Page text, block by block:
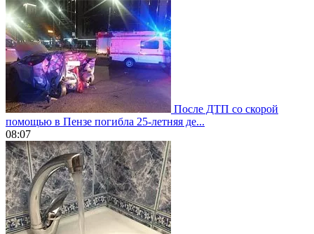
После ДТП со скорой
помощью в Пензе погибла 25-летняя де...
08:07